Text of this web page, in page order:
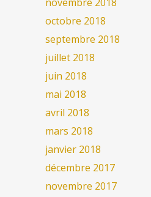
octobre 2018
septembre 2018
juillet 2018
juin 2018
mai 2018
avril 2018
mars 2018
janvier 2018
décembre 2017
novembre 2017